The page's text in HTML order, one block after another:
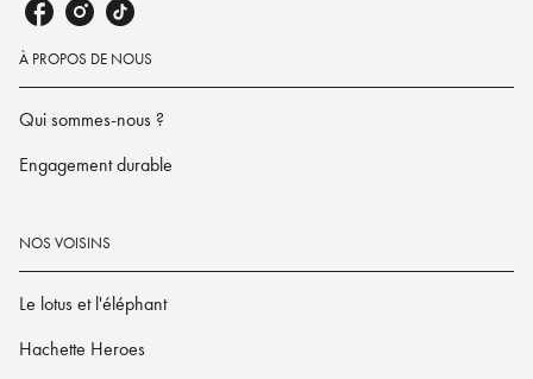
À PROPOS DE NOUS
Qui sommes-nous ?
Engagement durable
NOS VOISINS
Le lotus et l'éléphant
Hachette Heroes